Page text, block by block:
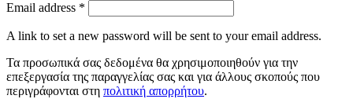
Email address *
A link to set a new password will be sent to your email address.
Τα προσωπικά σας δεδομένα θα χρησιμοποιηθούν για την
επεξεργασία της παραγγελίας σας και για άλλους σκοπούς που
περιγράφονται στη πολιτική απορρήτου.